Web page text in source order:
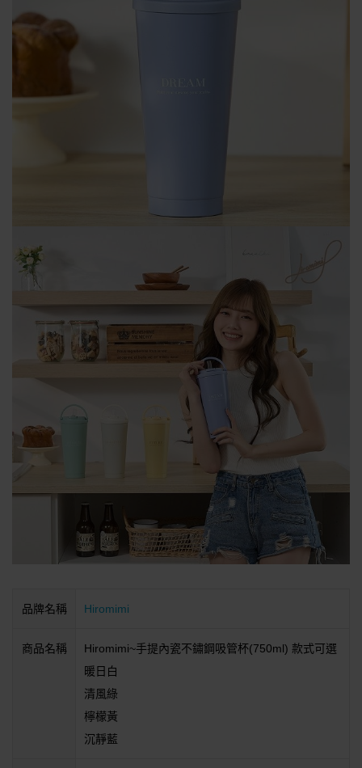
品牌名稱 Hiromimi
商品名稱
Hiromimi~手提內瓷不鏽鋼吸管杯(750ml) 款式可選
暖日白
清風綠
檸檬黃
沉靜藍